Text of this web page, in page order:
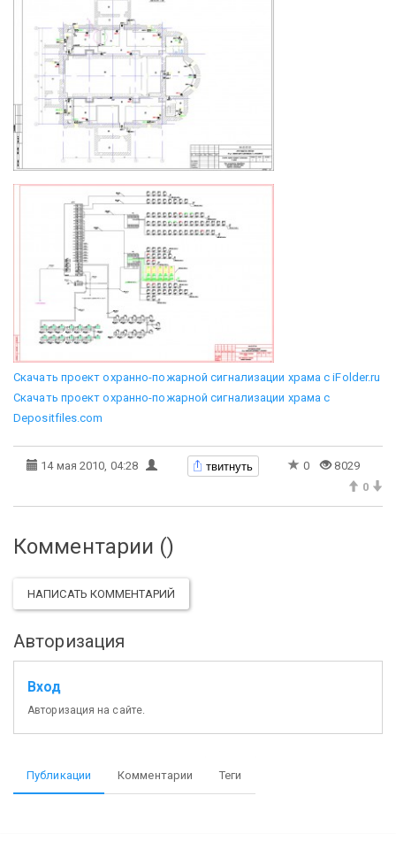
Скачать проект охранно-пожарной сигнализации храма с iFolder.ru
Скачать проект охранно-пожарной сигнализации храма c
Depositfiles.com
14 мая 2010, 04:28 твитнуть 0
8029
0
Комментарии ()
НАПИСАТЬ КОММЕНТАРИЙ
Авторизация
Вход
Авторизация на сайте.
Публикации Комментарии Теги